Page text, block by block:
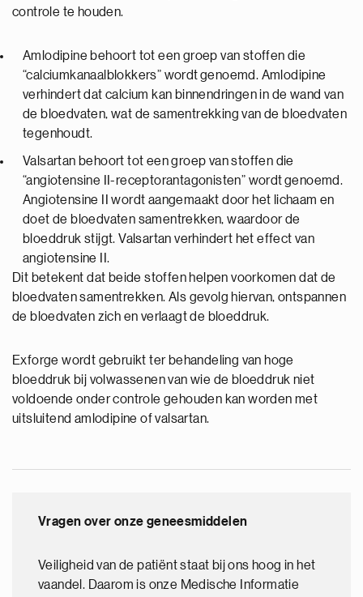
controle te houden.
Amlodipine behoort tot een groep van stoffen die
“calciumkanaalblokkers” wordt genoemd. Amlodipine
verhindert dat calcium kan binnendringen in de wand van
de bloedvaten, wat de samentrekking van de bloedvaten
tegenhoudt.
Valsartan behoort tot een groep van stoffen die
“angiotensine II-receptorantagonisten” wordt genoemd.
Angiotensine II wordt aangemaakt door het lichaam en
doet de bloedvaten samentrekken, waardoor de
bloeddruk stijgt. Valsartan verhindert het effect van
angiotensine II.
Dit betekent dat beide stoffen helpen voorkomen dat de
bloedvaten samentrekken. Als gevolg hiervan, ontspannen
de bloedvaten zich en verlaagt de bloeddruk.
Exforge wordt gebruikt ter behandeling van hoge
bloeddruk bij volwassenen van wie de bloeddruk niet
voldoende onder controle gehouden kan worden met
uitsluitend amlodipine of valsartan.
Vragen over onze geneesmiddelen
Veiligheid van de patiënt staat bij ons hoog in het
vaandel. Daarom is onze Medische Informatie